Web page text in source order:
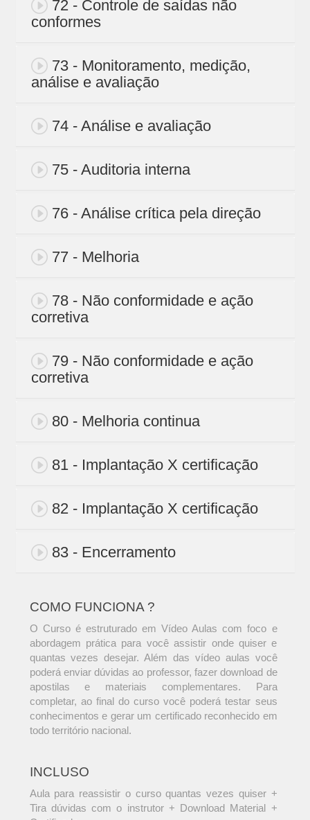
72 - Controle de saídas não
conformes
73 - Monitoramento, medição,
análise e avaliação
74 - Análise e avaliação
75 - Auditoria interna
76 - Análise crítica pela direção
77 - Melhoria
78 - Não conformidade e ação
corretiva
79 - Não conformidade e ação
corretiva
80 - Melhoria continua
81 - Implantação X certificação
82 - Implantação X certificação
83 - Encerramento
COMO FUNCIONA ?
O Curso é estruturado em Vídeo Aulas com foco e
abordagem prática para você assistir onde quiser e
quantas vezes desejar. Além das vídeo aulas você
poderá enviar dúvidas ao professor, fazer download de
apostilas e materiais complementares. Para
completar, ao final do curso você poderá testar seus
conhecimentos e gerar um certificado reconhecido em
todo território nacional.
INCLUSO
Aula para reassistir o curso quantas vezes quiser +
Tira dúvidas com o instrutor + Download Material +